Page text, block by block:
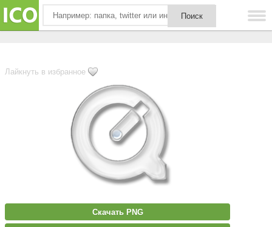
Лайкнуть в избранное
Скачать PNG